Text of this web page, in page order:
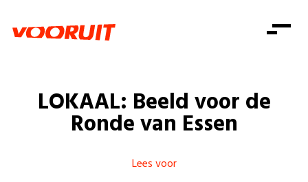
Zorg
Gelijke kansen
Welzijn
Onze mensen
Standpunten
Vacatures
Doe mee
Doe mee
Word lid
Shop
Login
LOKAAL: Beeld voor de
Ronde van Essen
Lees voor